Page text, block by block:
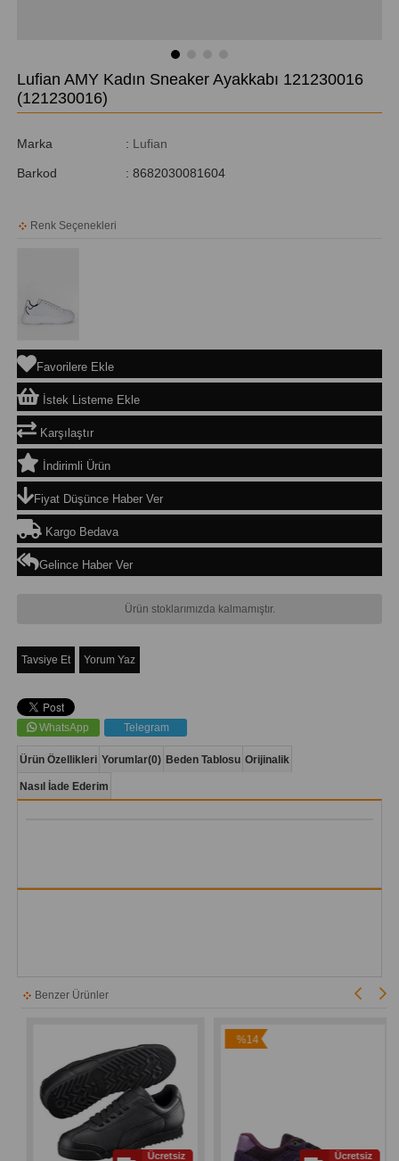
Lufian AMY Kadın Sneaker Ayakkabı 121230016
(121230016)
Marka : Lufian
Barkod : 8682030081604
Renk Seçenekleri
Favorilere Ekle
İstek Listeme Ekle
Karşılaştır
İndirimli Ürün
Fiyat Düşünce Haber Ver
Kargo Bedava
Gelince Haber Ver
Ürün stoklarımızda kalmamıştır.
Tavsiye Et Yorum Yaz
WhatsApp Telegram
Ürün Özellikleri Yorumlar(0) Beden Tablosu Orijinalik
Nasıl İade Ederim
Benzer Ürünler
Ücretsiz
%14
Ücretsiz